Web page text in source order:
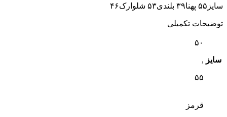
سایز۵۵ پهنا۳۹ بلندی۵۳ شلوارک۴۶
توضیحات تکمیلی
سایز
۵۰
,
۵۵
قرمز